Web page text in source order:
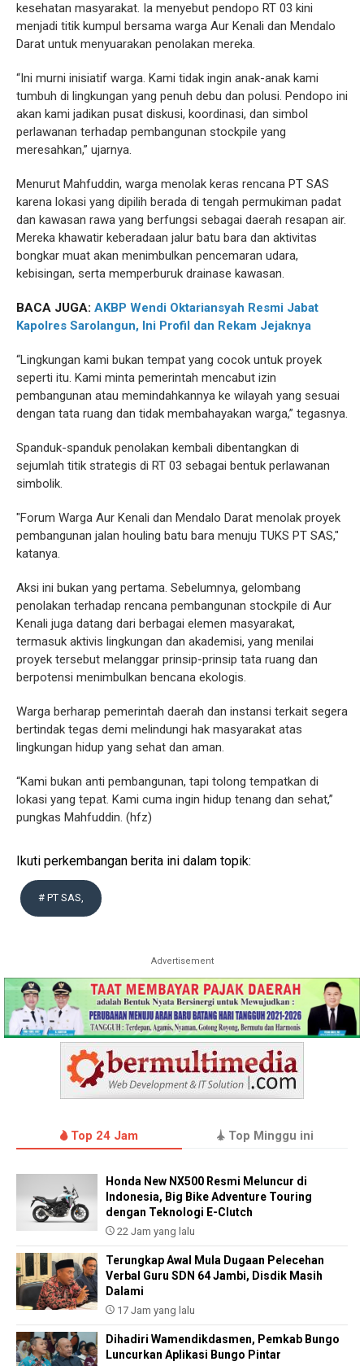
kesehatan masyarakat. Ia menyebut pendopo RT 03 kini
menjadi titik kumpul bersama warga Aur Kenali dan Mendalo
Darat untuk menyuarakan penolakan mereka.
“Ini murni inisiatif warga. Kami tidak ingin anak-anak kami
tumbuh di lingkungan yang penuh debu dan polusi. Pendopo ini
akan kami jadikan pusat diskusi, koordinasi, dan simbol
perlawanan terhadap pembangunan stockpile yang
meresahkan,” ujarnya.
Menurut Mahfuddin, warga menolak keras rencana PT SAS
karena lokasi yang dipilih berada di tengah permukiman padat
dan kawasan rawa yang berfungsi sebagai daerah resapan air.
Mereka khawatir keberadaan jalur batu bara dan aktivitas
bongkar muat akan menimbulkan pencemaran udara,
kebisingan, serta memperburuk drainase kawasan.
BACA JUGA: AKBP Wendi Oktariansyah Resmi Jabat
Kapolres Sarolangun, Ini Profil dan Rekam Jejaknya
“Lingkungan kami bukan tempat yang cocok untuk proyek
seperti itu. Kami minta pemerintah mencabut izin
pembangunan atau memindahkannya ke wilayah yang sesuai
dengan tata ruang dan tidak membahayakan warga,” tegasnya.
Spanduk-spanduk penolakan kembali dibentangkan di
sejumlah titik strategis di RT 03 sebagai bentuk perlawanan
simbolik.
"Forum Warga Aur Kenali dan Mendalo Darat menolak proyek
pembangunan jalan houling batu bara menuju TUKS PT SAS,"
katanya.
Aksi ini bukan yang pertama. Sebelumnya, gelombang
penolakan terhadap rencana pembangunan stockpile di Aur
Kenali juga datang dari berbagai elemen masyarakat,
termasuk aktivis lingkungan dan akademisi, yang menilai
proyek tersebut melanggar prinsip-prinsip tata ruang dan
berpotensi menimbulkan bencana ekologis.
Warga berharap pemerintah daerah dan instansi terkait segera
bertindak tegas demi melindungi hak masyarakat atas
lingkungan hidup yang sehat dan aman.
“Kami bukan anti pembangunan, tapi tolong tempatkan di
lokasi yang tepat. Kami cuma ingin hidup tenang dan sehat,”
pungkas Mahfuddin. (hfz)
Ikuti perkembangan berita ini dalam topik:
# PT SAS,
Advertisement
Top 24 Jam Top Minggu ini
Honda New NX500 Resmi Meluncur di
Indonesia, Big Bike Adventure Touring
dengan Teknologi E-Clutch
22 Jam yang lalu
Terungkap Awal Mula Dugaan Pelecehan
Verbal Guru SDN 64 Jambi, Disdik Masih
Dalami
17 Jam yang lalu
Dihadiri Wamendikdasmen, Pemkab Bungo
Luncurkan Aplikasi Bungo Pintar